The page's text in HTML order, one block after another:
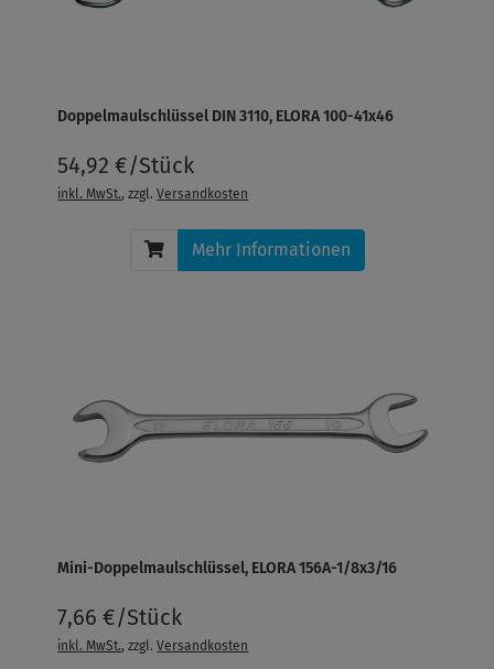
Doppelmaulschlüssel DIN 3110, ELORA 100-41x46
54,92 €/Stück
inkl. MwSt., zzgl.Versandkosten
Mehr Informationen
Mini-Doppelmaulschlüssel, ELORA 156A-1/8x3/16
7,66 €/Stück
inkl. MwSt., zzgl.Versandkosten